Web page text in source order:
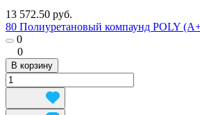
13 572.50 руб.
80 Полиуретановый компаунд POLY
0
0
В корзину